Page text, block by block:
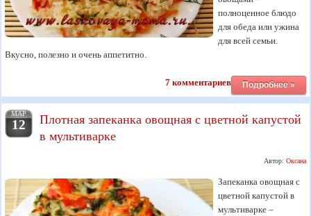
полноценное блюдо
для обеда или ужина
для всей семьи.
Вкусно, полезно и очень аппетитно.
Подробнее »
7 комментариев
МАР
12
Плотная запеканка овощная с цветной капустой
в мультиварке
Автор: Оксана
Запеканка овощная с
цветной капустой в
мультиварке –